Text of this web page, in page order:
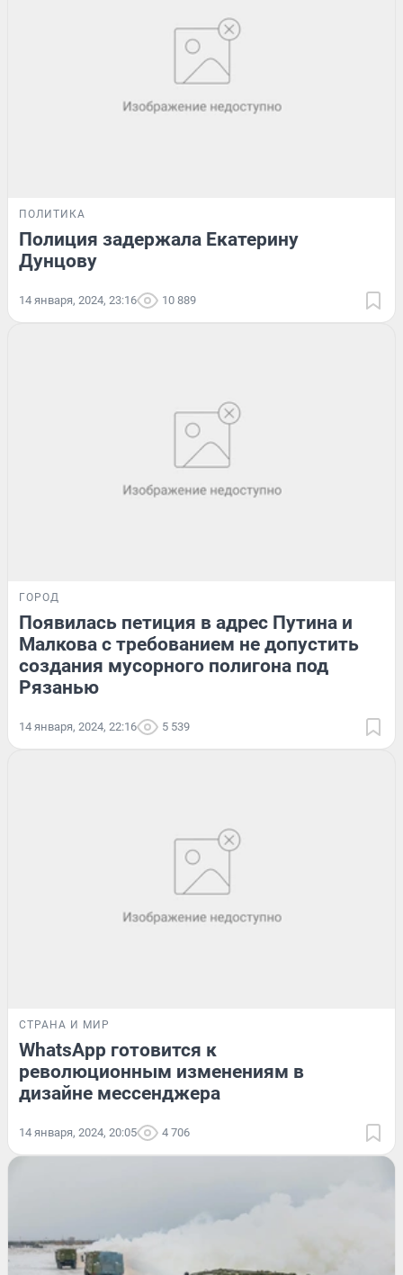
ПОЛИТИКА
Полиция задержала Екатерину
Дунцову
14 января, 2024, 23:16 10 889
ГОРОД
Появилась петиция в адрес Путина и
Малкова с требованием не допустить
создания мусорного полигона под
Рязанью
14 января, 2024, 22:16 5 539
СТРАНА И МИР
WhatsApp готовится к
революционным изменениям в
дизайне мессенджера
14 января, 2024, 20:05 4 706